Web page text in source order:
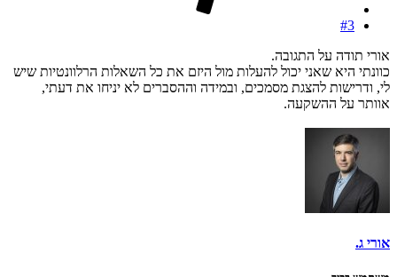
#3
אורי תודה על התגובה.
כוונתי היא שאני יכול להעלות מול היזם את כל השאלות הרלוונטיות שיש
לי, ודרישות להצגת מסמכים, ובמידה וההסברים לא יניחו את דעתי,
אוותר על ההשקעה.
אורי ג.